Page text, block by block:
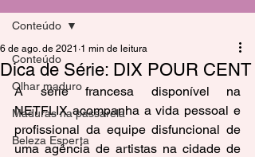
Conteúdo
Olhar maduro
Maduras na passarela
Beleza Esperta
Conteúdo
Dica de Série: DIX POUR CENT
6 de ago. de 2021 1 min de leitura
A série francesa disponível na
NETFLIX acompanha a vida pessoal e
profissional da equipe disfuncional de
uma agência de artistas na cidade de